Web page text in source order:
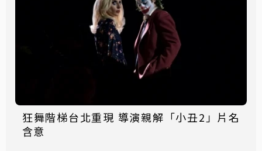
狂舞階梯台北重現 導演親解「小丑2」片名
含意